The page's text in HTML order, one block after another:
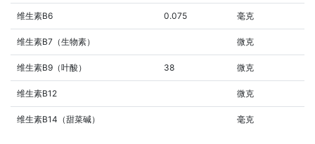
维生素B6 0.075 毫克
维生素B7（生物素） 微克
维生素B9（叶酸） 38 微克
维生素B12 微克
维生素B14（甜菜碱） 毫克